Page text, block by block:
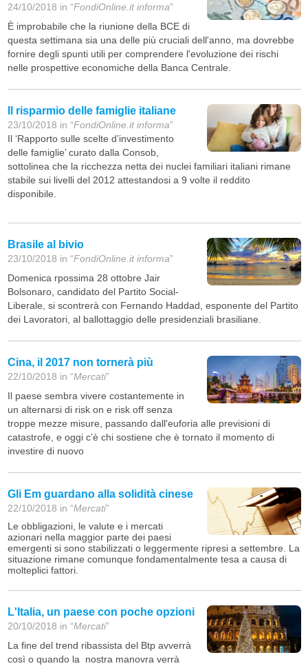
24/10/2018 in “FondiOnline.it informa”
È improbabile che la riunione della BCE di
questa settimana sia una delle più cruciali dell'anno, ma dovrebbe
fornire degli spunti utili per comprendere l'evoluzione dei rischi
nelle prospettive economiche della Banca Centrale.
Il risparmio delle famiglie italiane
23/10/2018 in “FondiOnline.it informa”
Il ‘Rapporto sulle scelte d’investimento
delle famiglie’ curato dalla Consob,
sottolinea che la ricchezza netta dei nuclei familiari italiani rimane
stabile sui livelli del 2012 attestandosi a 9 volte il reddito
disponibile.
Brasile al bivio
23/10/2018 in “FondiOnline.it informa”
Domenica rpossima 28 ottobre Jair
Bolsonaro, candidato del Partito Social-
Liberale, si scontrerà con Fernando Haddad, esponente del Partito
dei Lavoratori, al ballottaggio delle presidenziali brasiliane.
Cina, il 2017 non tornerà più
22/10/2018 in “Mercati”
Il paese sembra vivere costantemente in
un alternarsi di risk on e risk off senza
troppe mezze misure, passando dall'euforia alle previsioni di
catastrofe, e oggi c’è chi sostiene che è tornato il momento di
investire di nuovo
Gli Em guardano alla solidità cinese
22/10/2018 in “Mercati”
Le obbligazioni, le valute e i mercati
azionari nella maggior parte dei paesi
emergenti si sono stabilizzati o leggermente ripresi a settembre. La
situazione rimane comunque fondamentalmente tesa a causa di
molteplici fattori.
L'Italia, un paese con poche opzioni
20/10/2018 in “Mercati”
La fine del trend ribassista del Btp avverrà
così o quando la nostra manovra verrà